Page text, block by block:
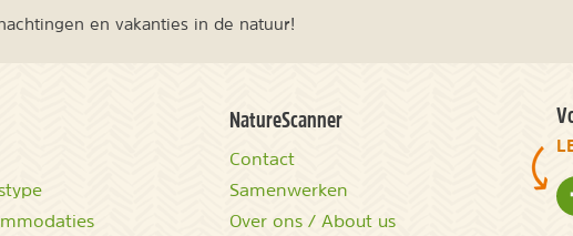
en vakanties in de natuur!
NatureScanner
Contact
Samenwerken
Over ons / About us